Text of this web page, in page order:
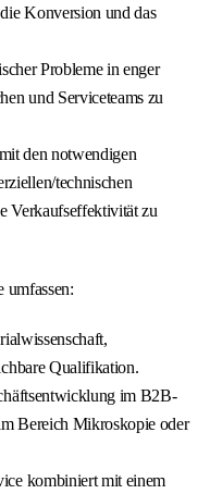
Konversion und das
Probleme in enger
und Serviceteams zu
den notwendigen
technischen
Verkaufseffektivität zu
umfassen:
Qualifikation.
im B2B-
Bereich Mikroskopie oder
kombiniert mit einem